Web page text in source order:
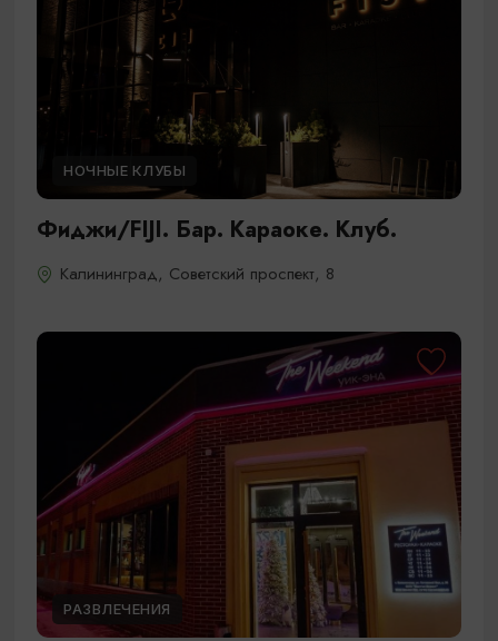
НОЧНЫЕ КЛУБЫ
Фиджи/FIJI. Бар. Караоке. Клуб.
Калининград, Советский проспект, 8
РАЗВЛЕЧЕНИЯ